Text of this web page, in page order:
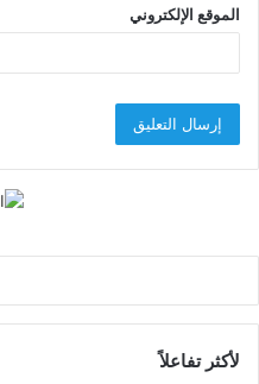
الموقع الإلكتروني
لأكثر تفاعلاً